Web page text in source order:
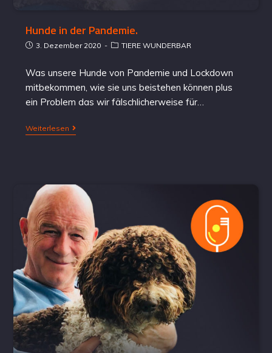
Hunde in der Pandemie.
3. Dezember 2020 TIERE WUNDERBAR
Was unsere Hunde von Pandemie und Lockdown
mitbekommen, wie sie uns beistehen können plus
ein Problem das wir fälschlicherweise für…
Weiterlesen